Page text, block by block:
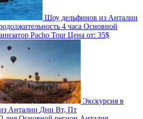
Шоу дельфинов из Анталии
4 часа Основной
Pacho TourЦена от: 35$
Экскурсия в
Анталии Дни Вт, Пт